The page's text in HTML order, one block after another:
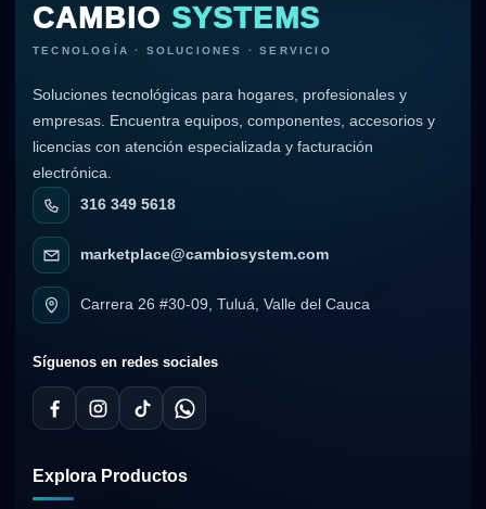
CAMBIO SYSTEMS
TECNOLOGÍA · SOLUCIONES · SERVICIO
Soluciones tecnológicas para hogares, profesionales y
empresas. Encuentra equipos, componentes, accesorios y
licencias con atención especializada y facturación
electrónica.
316 349 5618
marketplace@cambiosystem.com
Carrera 26 #30-09, Tuluá, Valle del Cauca
Síguenos en redes sociales
Explora Productos